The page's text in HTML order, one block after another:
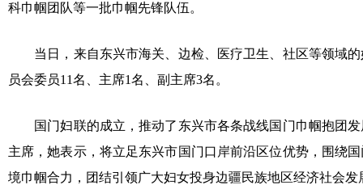
科巾帼团队等一批巾帼先锋队伍。
当日，来自东兴市海关、边检、医疗卫生、社区等领域的
员会委员11名、主席1名、副主席3名。
国门妇联的成立，推动了东兴市各条战线国门巾帼抱团发
主席，她表示，将立足东兴市国门口岸前沿区位优势，围绕
境巾帼合力，团结引领广大妇女投身边疆民族地区经济社会发